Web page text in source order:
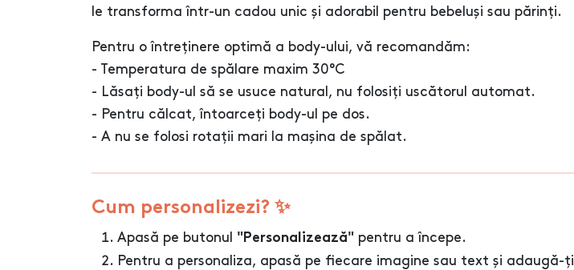
le transforma într-un cadou unic și adorabil pentru bebeluși sau părinți.
Pentru o întreținere optimă a body-ului, vă recomandăm:
- Temperatura de spălare maxim 30°C
- Lăsați body-ul să se usuce natural, nu folosiți uscătorul automat.
- Pentru călcat, întoarceți body-ul pe dos.
- A nu se folosi rotații mari la mașina de spălat.
Cum personalizezi? ✨
Apasă pe butonul "Personalizează" pentru a începe.
Pentru a personaliza, apasă pe fiecare imagine sau text și adaugă-ți